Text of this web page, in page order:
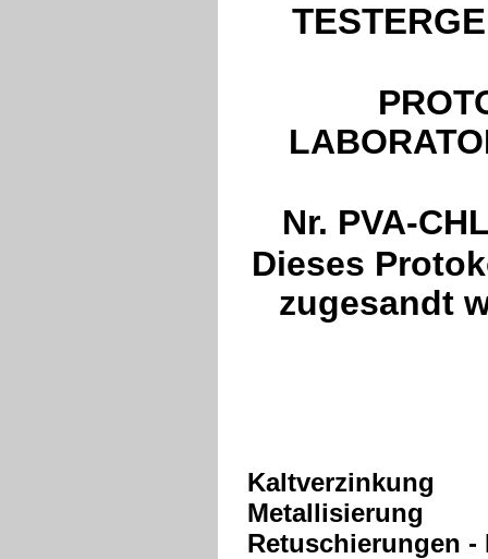
Nr. PVA-
Dieses
zugesandt
Kaltverzinkung
Metallisierung
Retuschierungen -